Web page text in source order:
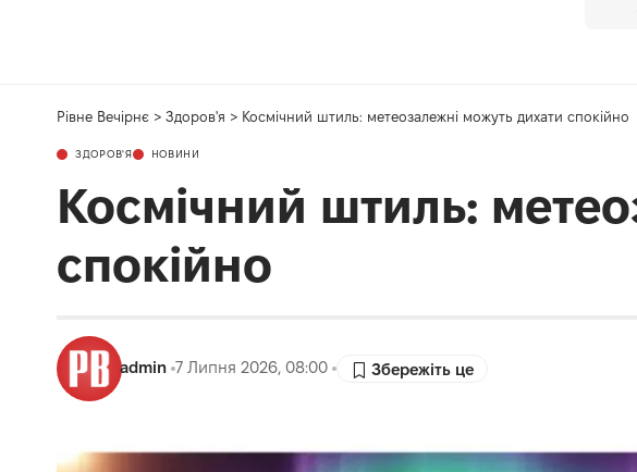
Рівне Вечірнє > Здоров'я > Космічний штиль: метеозалежні можуть дихати спокійно
ЗДОРОВ'Я НОВИНИ
Космічний штиль:
спокійно
admin 7 Липня 2026, 08:00